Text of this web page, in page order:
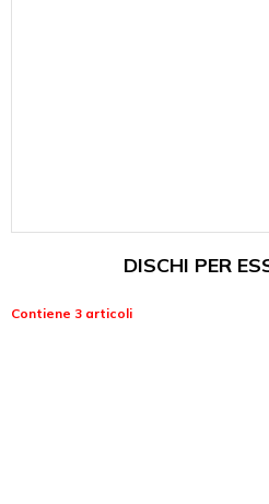
DISCHI PER
Contiene 3 articoli